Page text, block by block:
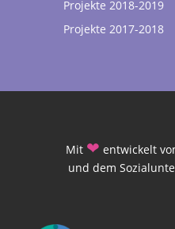
Projekte 2018-2019
Projekte 2017-2018
Mit ❤ entwickelt
und dem